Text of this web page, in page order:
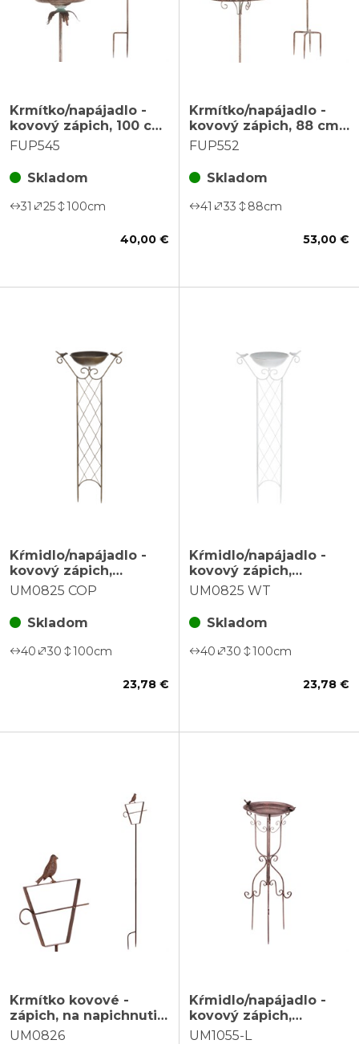
Krmítko/napájadlo -
kovový zápich, 100 cm,
s vtáčikmi, farba
FUP545
Skladom
31 25 100cm
40,00 €
Krmítko/napájadlo -
kovový zápich, 88 cm,
s vtáčikmi, farba
FUP552
Skladom
41 33 88cm
53,00 €
Kŕmidlo/napájadlo -
kovový zápich,
mriežka, miska s
UM0825 COP
Skladom
40 30 100cm
23,78 €
Kŕmidlo/napájadlo -
kovový zápich,
mriežka, miska s
UM0825 WT
Skladom
40 30 100cm
23,78 €
Krmítko kovové -
zápich, na napichnutie
lojovej gule, medené
UM0826
Kŕmidlo/napájadlo -
kovový zápich,
trojnožka, s vtáčikmi,
UM1055-L